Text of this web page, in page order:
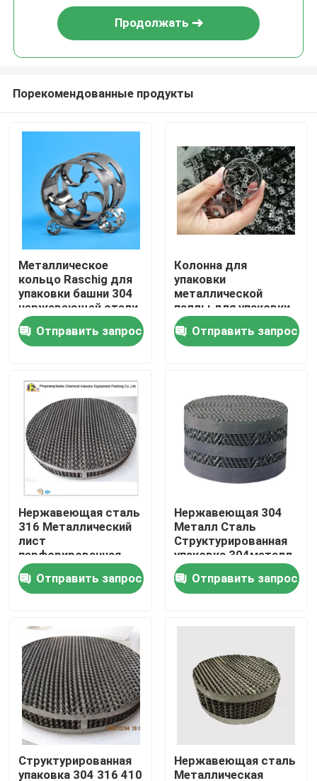
Продукты
Видеозаписи
О нас
Экскурсия по заводу
Контроль качества
Свяжитесь с нами
Запросите цитату
Молекулярное сито ПСА
Молекулярный сито зеолит
Продолжать
Порекомендованные продукты
Металлическое
кольцо Raschig для
упаковки башни 304
нержавеющей стали
кольцо Raschig
Отправить запрос
Колонна для
упаковки
металлической
паллы для упаковки
38 мм для
дистилляции
Отправить запрос
Нержавеющая сталь
316 Металлический
лист
перфорированная
структурированная
упаковка 350Y Для
дистилляционной
Отправить запрос
Нержавеющая 304
Металл Сталь
Структурированная
упаковка 304металл
316Lметалл
зарегистрировать
патент
Отправить запрос
Структурированная
упаковка 304 316 410
Нержавеющая сталь
Металлическая